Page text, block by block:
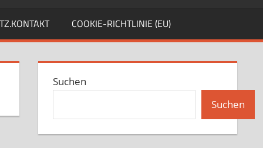
COOKIE-RICHTLINIE (EU)
Suchen
Suchen